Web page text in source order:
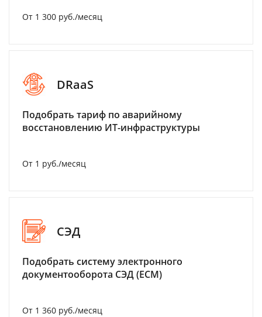
От 1 300 руб./месяц
DRaaS
Подобрать тариф по аварийному
восстановлению ИТ-инфраструктуры
От 1 руб./месяц
СЭД
Подобрать систему электронного
документооборота СЭД (ECM)
От 1 360 руб./месяц